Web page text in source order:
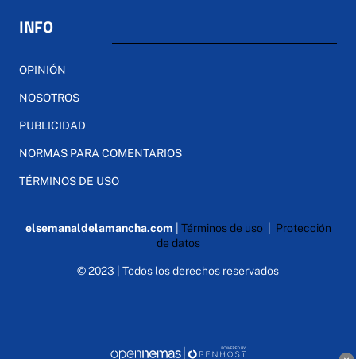
INFO
OPINIÓN
NOSOTROS
PUBLICIDAD
NORMAS PARA COMENTARIOS
TÉRMINOS DE USO
elsemanaldelamancha.com Términos de uso| Protección
de datos
© 2023 | Todos los derechos reservados